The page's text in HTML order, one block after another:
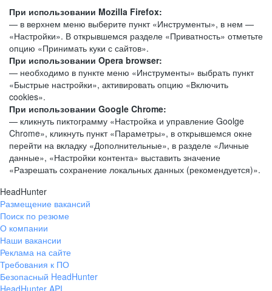
При использовании Mozilla Firefox:
— в верхнем меню выберите пункт «Инструменты», в нем —
«Настройки». В открывшемся разделе «Приватность» отметьте
опцию «Принимать куки с сайтов».
При использовании Opera browser:
— необходимо в пункте меню «Инструменты» выбрать пункт
«Быстрые настройки», активировать опцию «Включить
cookies».
При использовании Google Chrome:
— кликнуть пиктограмму «Настройка и управление Goolge
Chrome», кликнуть пункт «Параметры», в открывшемся окне
перейти на вкладку «Дополнительные», в разделе «Личные
данные», «Настройки контента» выставить значение
«Разрешать сохранение локальных данных (рекомендуется)».
HeadHunter
Размещение вакансий
Поиск по резюме
О компании
Наши вакансии
Реклама на сайте
Требования к ПО
Безопасный HeadHunter
HeadHunter API